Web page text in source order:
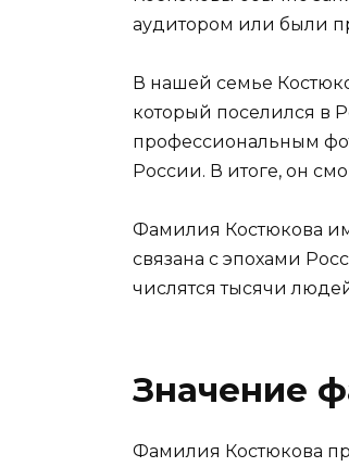
аудитором или были
В нашей семье
который поселился в
профессиональным
России. В итоге, он
Фамилия Костюкова
связана с эпохами
числятся тысячи
Значение
Фамилия Костюкова